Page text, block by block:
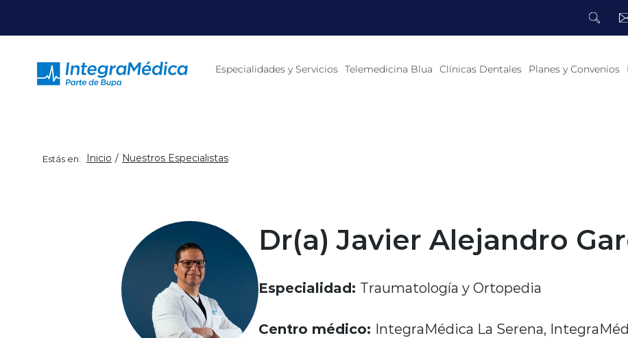
Especialidades y Servicios Telemedicina Blua Clínicas Dentales Planes y Convenios
Estás en: Inicio Nuestros Especialistas
Dr(a) Javier Alejandro
Especialidad: Traumatología y Ortopedia
Centro médico: IntegraMédica La Serena,